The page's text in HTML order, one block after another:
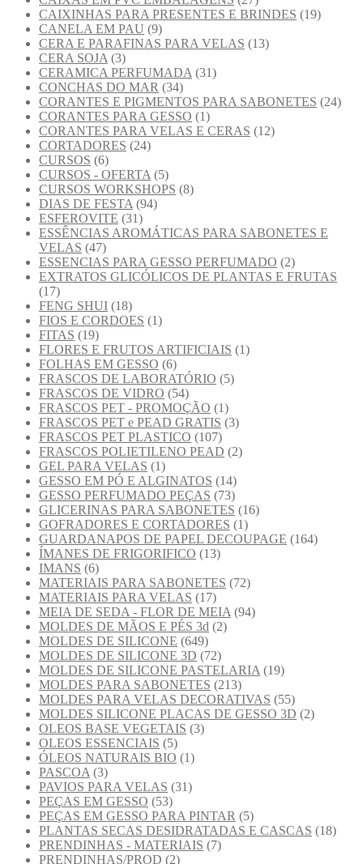
CAIXINHAS PARA PRESENTES E BRINDES (19)
CANELA EM PAU (9)
CERA E PARAFINAS PARA VELAS (13)
CERA SOJA (3)
CERAMICA PERFUMADA (31)
CONCHAS DO MAR (34)
CORANTES E PIGMENTOS PARA SABONETES (24)
CORANTES PARA GESSO (1)
CORANTES PARA VELAS E CERAS (12)
CORTADORES (24)
CURSOS (6)
CURSOS - OFERTA (5)
CURSOS WORKSHOPS (8)
DIAS DE FESTA (94)
ESFEROVITE (31)
ESSÊNCIAS AROMÁTICAS PARA SABONETES E
VELAS (47)
ESSENCIAS PARA GESSO PERFUMADO (2)
EXTRATOS GLICÓLICOS DE PLANTAS E FRUTAS
(17)
FENG SHUI (18)
FIOS E CORDOES (1)
FITAS (19)
FLORES E FRUTOS ARTIFICIAIS (1)
FOLHAS EM GESSO (6)
FRASCOS DE LABORATÓRIO (5)
FRASCOS DE VIDRO (54)
FRASCOS PET - PROMOÇÃO (1)
FRASCOS PET e PEAD GRATIS (3)
FRASCOS PET PLASTICO (107)
FRASCOS POLIETILENO PEAD (2)
GEL PARA VELAS (1)
GESSO EM PÓ E ALGINATOS (14)
GESSO PERFUMADO PEÇAS (73)
GLICERINAS PARA SABONETES (16)
GOFRADORES E CORTADORES (1)
GUARDANAPOS DE PAPEL DECOUPAGE (164)
ÍMANES DE FRIGORIFICO (13)
IMANS (6)
MATERIAIS PARA SABONETES (72)
MATERIAIS PARA VELAS (17)
MEIA DE SEDA - FLOR DE MEIA (94)
MOLDES DE MÃOS E PÉS 3d (2)
MOLDES DE SILICONE (649)
MOLDES DE SILICONE 3D (72)
MOLDES DE SILICONE PASTELARIA (19)
MOLDES PARA SABONETES (213)
MOLDES PARA VELAS DECORATIVAS (55)
MOLDES SILICONE PLACAS DE GESSO 3D (2)
OLEOS BASE VEGETAIS (3)
OLEOS ESSENCIAIS (5)
ÓLEOS NATURAIS BIO (1)
PASCOA (3)
PAVIOS PARA VELAS (31)
PEÇAS EM GESSO (53)
PEÇAS EM GESSO PARA PINTAR (5)
PLANTAS SECAS DESIDRATADAS E CASCAS (18)
PRENDINHAS - MATERIAIS (7)
PRENDINHAS/PROD (2)